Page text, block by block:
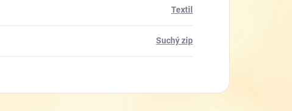
Textil
Suchý zip